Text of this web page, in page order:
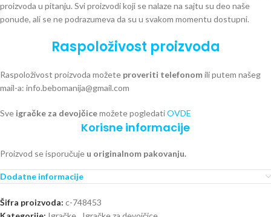
proizvoda u pitanju. Svi proizvodi koji se nalaze na sajtu su deo naše
ponude, ali se ne podrazumeva da su u svakom momentu dostupni.
Raspoloživost proizvoda
Raspoloživost proizvoda možete proveriti telefonomili putem našeg
mail-a: info.bebomanija@gmail.com
Sve igračke za devojčicemožete pogledatiOVDE
Korisne informacije
Proizvod se isporučuje u originalnom pakovanju.
Dodatne informacije
Šifra proizvoda: c-748453